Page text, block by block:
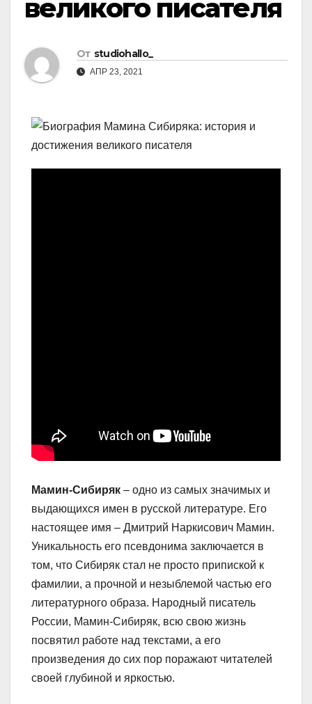
великого писателя
От studiohallo_
АПР 23, 2021
Мамин-Сибиряк – одно из самых значимых и
выдающихся имен в русской литературе. Его
настоящее имя – Дмитрий Наркисович Мамин.
Уникальность его псевдонима заключается в
том, что Сибиряк стал не просто припиской к
фамилии, а прочной и незыблемой частью его
литературного образа. Народный писатель
России, Мамин-Сибиряк, всю свою жизнь
посвятил работе над текстами, а его
произведения до сих пор поражают читателей
своей глубиной и яркостью.